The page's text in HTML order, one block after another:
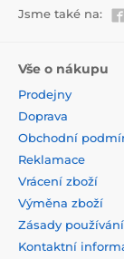
Jsme také na:
Vše o nákupu
Prodejny
Doprava
Obchodní
Reklamace
Vrácení zboží
Výměna zboží
Zásady
Kontaktní